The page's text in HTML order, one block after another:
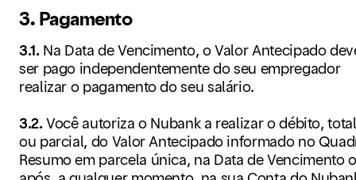
3. Pagamento
3.1. Na Data de Vencimento, o Valor Antecipado
ser pago independentemente do seu empregador
realizar o pagamento do seu salário.
3.2.Você autoriza o Nubank a realizar o débito, total
ou parcial, do Valor Antecipado informado no
Resumo em parcela única, na Data de Vencimento